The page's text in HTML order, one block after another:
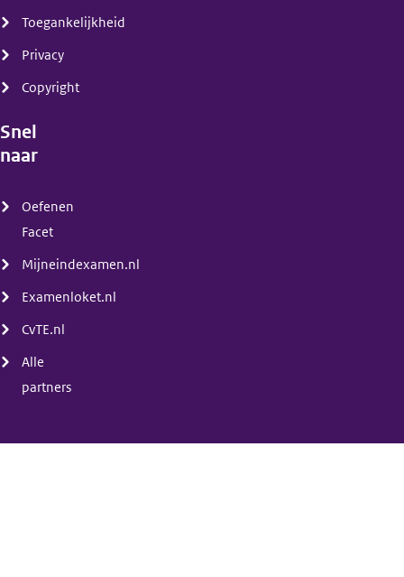
Toegankelijkheid
Privacy
Copyright
Snel
naar
Oefenen
Facet
Mijneindexamen.nl
Examenloket.nl
CvTE.nl
Alle
partners